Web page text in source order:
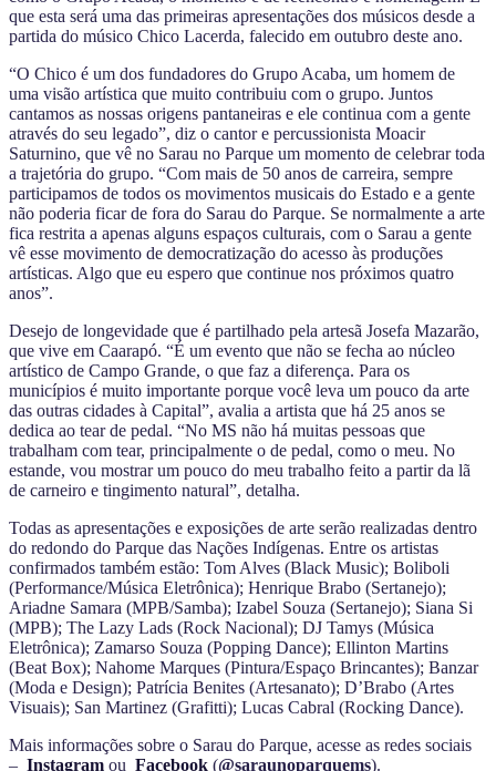
que esta será uma das primeiras apresentações dos músicos desde a
partida do músico Chico Lacerda, falecido em outubro deste ano.
“O Chico é um dos fundadores do Grupo Acaba, um homem de
uma visão artística que muito contribuiu com o grupo. Juntos
cantamos as nossas origens pantaneiras e ele continua com a gente
através do seu legado”, diz o cantor e percussionista Moacir
Saturnino, que vê no Sarau no Parque um momento de celebrar toda
a trajetória do grupo. “Com mais de 50 anos de carreira, sempre
participamos de todos os movimentos musicais do Estado e a gente
não poderia ficar de fora do Sarau do Parque. Se normalmente a arte
fica restrita a apenas alguns espaços culturais, com o Sarau a gente
vê esse movimento de democratização do acesso às produções
artísticas. Algo que eu espero que continue nos próximos quatro
anos”.
Desejo de longevidade que é partilhado pela artesã Josefa Mazarão,
que vive em Caarapó. “É um evento que não se fecha ao núcleo
artístico de Campo Grande, o que faz a diferença. Para os
municípios é muito importante porque você leva um pouco da arte
das outras cidades à Capital”, avalia a artista que há 25 anos se
dedica ao tear de pedal. “No MS não há muitas pessoas que
trabalham com tear, principalmente o de pedal, como o meu. No
estande, vou mostrar um pouco do meu trabalho feito a partir da lã
de carneiro e tingimento natural”, detalha.
Todas as apresentações e exposições de arte serão realizadas dentro
do redondo do Parque das Nações Indígenas. Entre os artistas
confirmados também estão: Tom Alves (Black Music); Boliboli
(Performance/Música Eletrônica); Henrique Brabo (Sertanejo);
Ariadne Samara (MPB/Samba); Izabel Souza (Sertanejo); Siana Si
(MPB); The Lazy Lads (Rock Nacional); DJ Tamys (Música
Eletrônica); Zamarso Souza (Popping Dance); Ellinton Martins
(Beat Box); Nahome Marques (Pintura/Espaço Brincantes); Banzar
(Moda e Design); Patrícia Benites (Artesanato); D’Brabo (Artes
Visuais); San Martinez (Grafitti); Lucas Cabral (Rocking Dance).
Mais informações sobre o Sarau do Parque, acesse as redes sociais
– Instagram ou Facebook (@saraunoparquems).